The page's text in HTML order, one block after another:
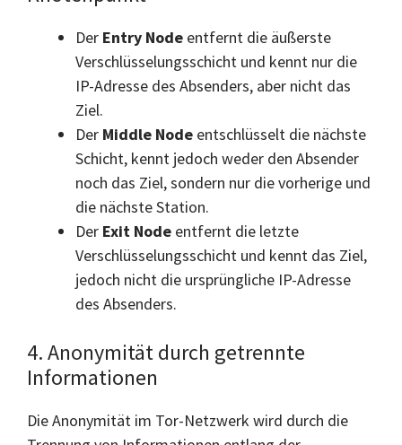
Der Entry Node entfernt die äußerste
Verschlüsselungsschicht und kennt nur die
IP-Adresse des Absenders, aber nicht das
Ziel.
Der Middle Node entschlüsselt die nächste
Schicht, kennt jedoch weder den Absender
noch das Ziel, sondern nur die vorherige und
die nächste Station.
Der Exit Node entfernt die letzte
Verschlüsselungsschicht und kennt das Ziel,
jedoch nicht die ursprüngliche IP-Adresse
des Absenders.
4. Anonymität durch getrennte
Informationen
Die Anonymität im Tor-Netzwerk wird durch die